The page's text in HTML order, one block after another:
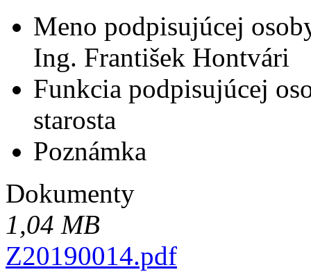
Meno podpisujúcej
Ing. František Hontvári
Funkcia podpisujúcej
starosta
Poznámka
Dokumenty
1,04 MB
Z20190014.pdf